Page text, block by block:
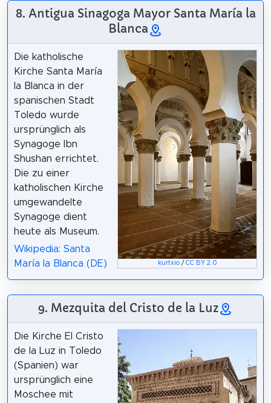
8. Antigua Sinagoga Mayor Santa María la
Blanca
kurtxio/ CC BY 2.0
Die katholische
Kirche Santa María
la Blanca in der
spanischen Stadt
Toledo wurde
ursprünglich als
Synagoge Ibn
Shushan errichtet.
Die zu einer
katholischen Kirche
umgewandelte
Synagoge dient
heute als Museum.
Wikipedia: Santa
María la Blanca (DE)
9. Mezquita del Cristo de la Luz
Die Kirche El Cristo
de la Luz in Toledo
(Spanien) war
ursprünglich eine
Moschee mit